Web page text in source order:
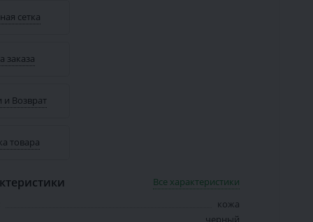
сетка
заказа
и Возврат
товара
Все характеристики
кожа
черный